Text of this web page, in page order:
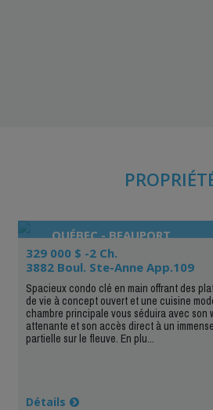
QUÉBEC - BEAUPORT
329 000 $ -2 Ch.
3882 Boul. Ste-Anne App.109
Spacieux condo clé en main offrant des
de vie à concept ouvert et une cuisine
chambre principale vous séduira avec son
attenante et son accès direct à un
partielle sur le fleuve. En plu...
Détails